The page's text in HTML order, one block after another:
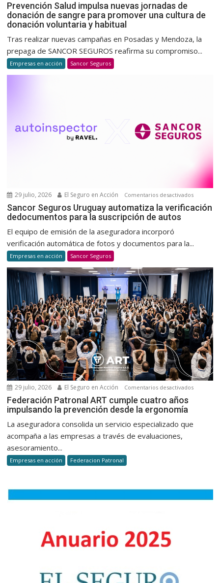
Salud
una
cultura
y
habitual
Prevención Salud impulsa nuevas jornadas de
donación de sangre para promover una cultura de
donación voluntaria y habitual
Tras realizar nuevas campañas en Posadas y Mendoza, la
prepaga de SANCOR SEGUROS reafirma su compromiso...
Empresas en acción Sancor Seguros
29 julio, 2026 El Seguro en Acción Comentarios desactivadosen
Sancor
la
para
la
de
autos
Sancor Seguros Uruguay automatiza la verificación
dedocumentos para la suscripción de autos
El equipo de emisión de la aseguradora incorporó
verificación automática de fotos y documentos para la...
Empresas en acción Sancor Seguros
29 julio, 2026 El Seguro en Acción Comentarios desactivadosen
Federación Patronal ART cumple cuatro años
impulsando la prevención desde la ergonomía
La aseguradora consolida un servicio especializado que
acompaña a las empresas a través de evaluaciones,
asesoramiento...
Empresas en acción Federacion Patronal